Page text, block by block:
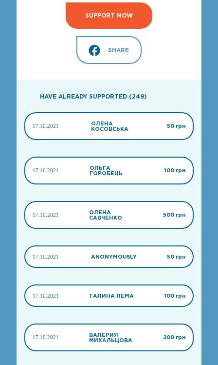
SUPPORT NOW
SHARE
HAVE ALREADY SUPPORTED (249)
17.10.2021
ОЛЕНА
КОСОВСЬКА
50 грн
17.10.2021
ОЛЬГА
ГОРОБЕЦЬ
100 грн
17.10.2021
ОЛЕНА
САВЧЕНКО
500 грн
17.10.2021 ANONYMOUSLY 50 грн
17.10.2021 ГАЛИНА ЛЕМА 100 грн
17.10.2021
ВАЛЕРИЯ
МИХАЛЬЦОВА
200 грн